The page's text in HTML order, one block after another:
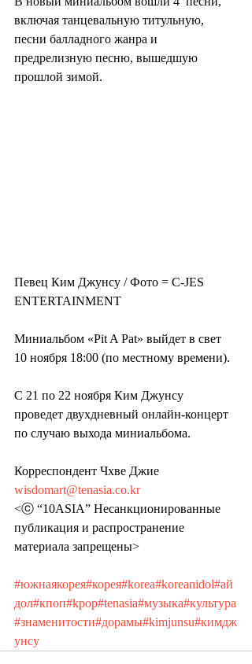
включая танцевальную титульную,
песни балладного жанра и
предрелизную песню, вышедшую
прошлой зимой.
Певец Ким Джунсу / Фото = C-JES
ENTERTAINMENT
Миниальбом «Pit A Pat» выйдет в свет
10 ноября 18:00 (по местному времени).
С 21 по 22 ноября Ким Джунсу
проведет двухдневный онлайн-концерт
по случаю выхода миниальбома.
Корреспондент Чхве Джие
wisdomart@tenasia.co.kr
<ⓒ “10ASIA” Несанкционированные
публикация и распространение
материала запрещены>
#южнаякорея#корея#korea#koreanidol#ай
дол#кпоп#kpop#tenasia#музыка#культура
#знаменитости#дорамы#kimjunsu#кимдж
унсу